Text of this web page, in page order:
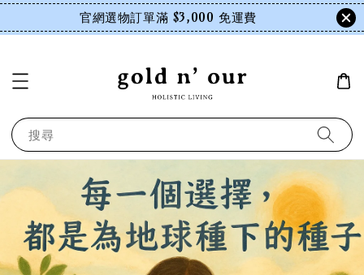
官網選物訂單滿 $3,000 免運費
搜尋